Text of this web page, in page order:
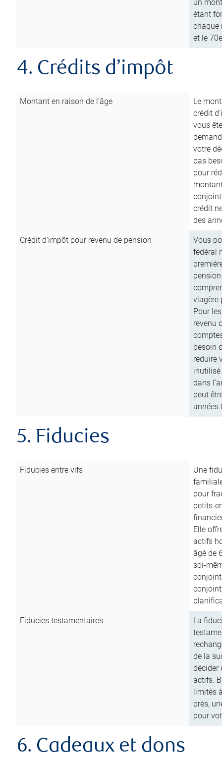
un
étant
chaque
et le
4. Crédits d’impôt
Montant en raison de l’âge
Le
crédit
vous
votre
pas
pour
conjoint
crédit
des
Crédit d’impôt pour revenu de pension
Vous
fédéral
viagère
Pour
revenu
besoin
réduire
inutilisé
dans
peut
années
5. Fiducies
Fiducies entre vifs
Une
pour
petits-
Elle
actifs
âgé de
soi-
Fiducies testamentaires
La
de la
décider
actifs.
limités
près,
pour
6. Cadeaux et dons